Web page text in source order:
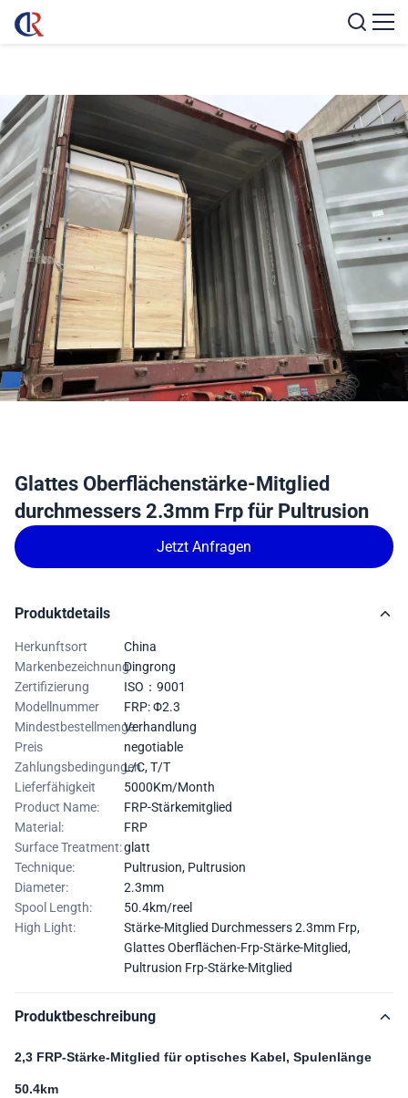
Glattes Oberflächenstärke-Mitglied
durchmessers 2.3mm Frp für Pultrusion
Jetzt Anfragen
Produktdetails
Herkunftsort
China
MarkenbezeichnungDingrong
Zertifizierung
ISO：9001
Modellnummer
FRP: Φ2.3
MindestbestellmengeVerhandlung
Preis
negotiable
ZahlungsbedingungenL/C, T/T
Lieferfähigkeit
5000Km/Month
Product Name:
FRP-Stärkemitglied
Material:
FRP
Surface Treatment:glatt
Technique:
Pultrusion, Pultrusion
Diameter:
2.3mm
Spool Length:
50.4km/reel
High Light:
Stärke-Mitglied Durchmessers 2.3mm Frp,
Glattes Oberflächen-Frp-Stärke-Mitglied,
Pultrusion Frp-Stärke-Mitglied
Produktbeschreibung
2,3 FRP-Stärke-Mitglied für optisches Kabel, Spulenlänge
50.4km